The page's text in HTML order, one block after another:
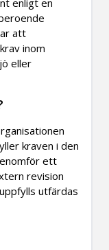
att
inom
eller
kraven i den
ett
revision
utfärdas